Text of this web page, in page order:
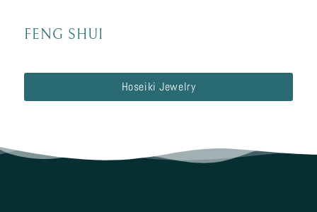
FENG SHUI
Hoseiki Jewelry